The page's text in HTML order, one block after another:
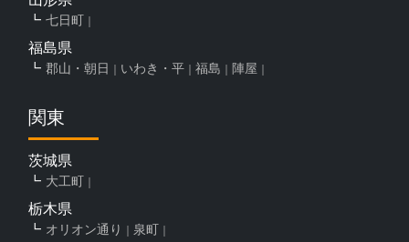
七日町
福島県
郡山・朝日 いわき・平 福島 陣屋
関東
茨城県
大工町
栃木県
オリオン通り 泉町